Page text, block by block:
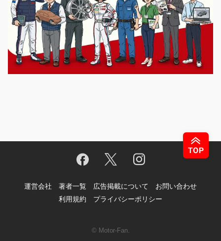
運営会社 著者一覧 広告掲載について
お問い合わせ
利用規約
プライバシーポリシー
© Motor-Fan.